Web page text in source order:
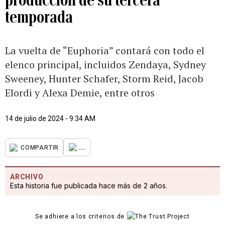
temporada
La vuelta de “Euphoria” contará con todo el
elenco principal, incluidos Zendaya, Sydney
Sweeney, Hunter Schafer, Storm Reid, Jacob
Elordi y Alexa Demie, entre otros
14 de julio de 2024 - 9:34 AM
COMPARTIR ...
ARCHIVO
Esta historia fue publicada hace más de 2 años.
Se adhiere a los criterios de